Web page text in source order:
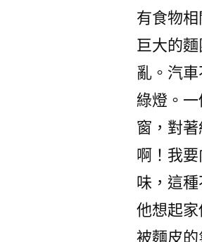
有食物
巨大的
亂。汽
綠燈。
窗，對
啊！我
味，這
他想起
被麵皮的